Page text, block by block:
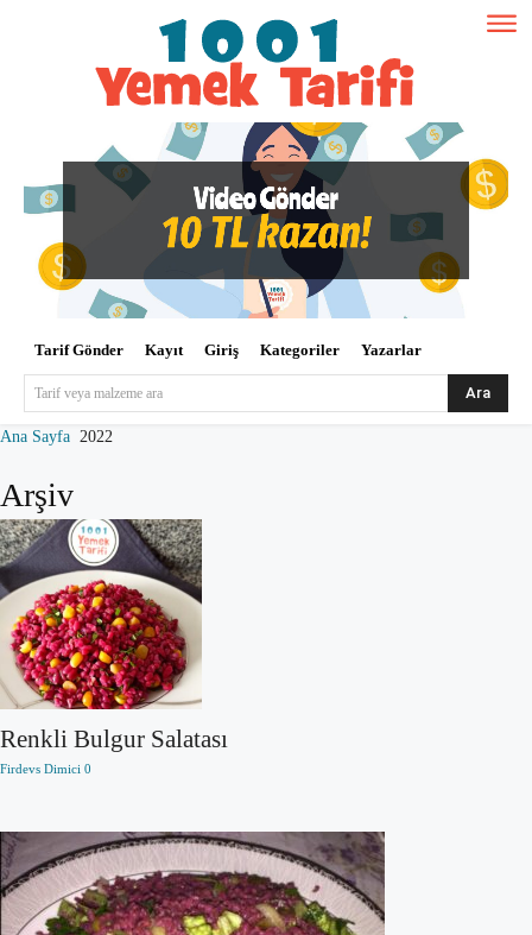
Tarif Gönder Kayıt Giriş Kategoriler Yazarlar
Tarif veya malzeme ara Ara
Ana Sayfa 2022
Arşiv
Renkli Bulgur Salatası
Firdevs Dimici 0